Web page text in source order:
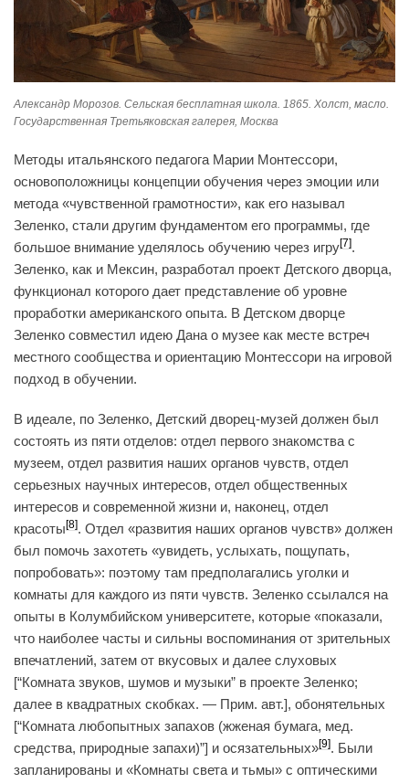
Александр Морозов. Сельская бесплатная школа. 1865. Холст, масло.
Государственная Третьяковская галерея, Москва
Методы итальянского педагога Марии Монтессори,
основоположницы концепции обучения через эмоции или
метода «чувственной грамотности», как его называл
Зеленко, стали другим фундаментом его программы, где
большое внимание уделялось обучению через игру [7] .
Зеленко, как и Мексин, разработал проект Детского дворца,
функционал которого дает представление об уровне
проработки американского опыта. В Детском дворце
Зеленко совместил идею Дана о музее как месте встреч
местного сообщества и ориентацию Монтессори на игровой
подход в обучении.
В идеале, по Зеленко, Детский дворец-музей должен был
состоять из пяти отделов: отдел первого знакомства с
музеем, отдел развития наших органов чувств, отдел
серьезных научных интересов, отдел общественных
интересов и современной жизни и, наконец, отдел
красоты [8] . Отдел «развития наших органов чувств» должен
был помочь захотеть «увидеть, услыхать, пощупать,
попробовать»: поэтому там предполагались уголки и
комнаты для каждого из пяти чувств. Зеленко ссылался на
опыты в Колумбийском университете, которые «показали,
что наиболее часты и сильны воспоминания от зрительных
впечатлений, затем от вкусовых и далее слуховых
[“Комната звуков, шумов и музыки” в проекте Зеленко;
далее в квадратных скобках. — Прим. авт.], обонятельных
[“Комната любопытных запахов (жженая бумага, мед.
средства, природные запахи)”] и осязательных» [9] . Были
запланированы и «Комнаты света и тьмы» с оптическими